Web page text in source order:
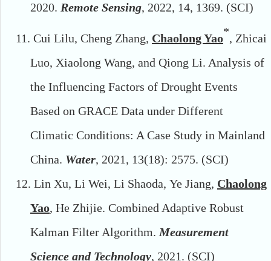
2020. Remote Sensing, 2022, 14, 1369. (SCI)
11. Cui Lilu, Cheng Zhang, Chaolong Yao*, Zhicai
Luo, Xiaolong Wang, and Qiong Li. Analysis of
the Influencing Factors of Drought Events
Based on GRACE Data under Different
Climatic Conditions: A Case Study in Mainland
China. Water, 2021, 13(18): 2575. (SCI)
12. Lin Xu, Li Wei, Li Shaoda, Ye Jiang, Chaolong
Yao, He Zhijie. Combined Adaptive Robust
Kalman Filter Algorithm. Measurement
Science and Technology, 2021. (SCI)